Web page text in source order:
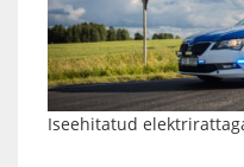
Iseehitatud